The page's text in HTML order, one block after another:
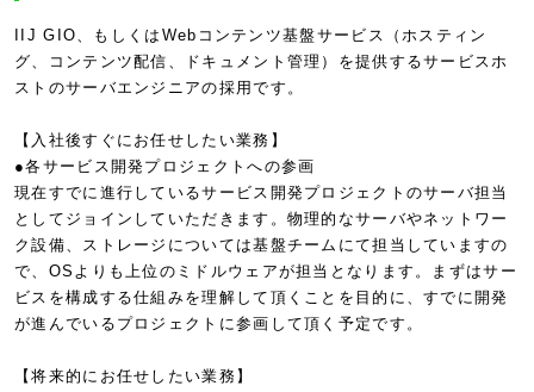
IIJ GIO、もしくはWebコンテンツ基盤サービス（ホスティン
グ、コンテンツ配信、ドキュメント管理）を提供するサービスホ
ストのサーバエンジニアの採用です。
【入社後すぐにお任せしたい業務】
●各サービス開発プロジェクトへの参画
現在すでに進行しているサービス開発プロジェクトのサーバ担当
としてジョインしていただきます。物理的なサーバやネットワー
ク設備、ストレージについては基盤チームにて担当していますの
で、OSよりも上位のミドルウェアが担当となります。まずはサー
ビスを構成する仕組みを理解して頂くことを目的に、すでに開発
が進んでいるプロジェクトに参画して頂く予定です。
【将来的にお任せしたい業務】